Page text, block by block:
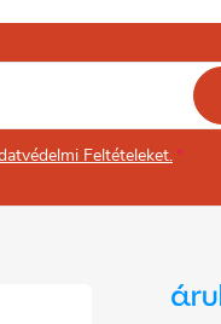
Feltételeket.